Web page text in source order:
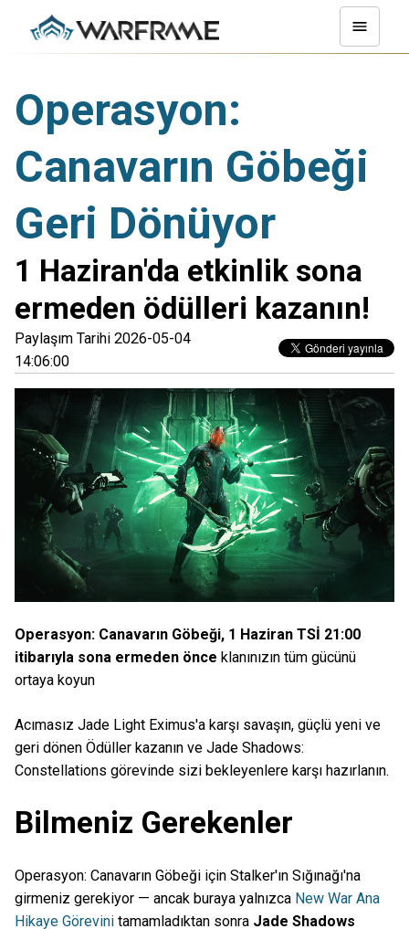
Operasyon:
Canavarın Göbeği
Geri Dönüyor
1 Haziran'da etkinlik sona
ermeden ödülleri kazanın!
Paylaşım Tarihi 2026-05-04
14:06:00
Operasyon: Canavarın Göbeği, 1 Haziran TSİ 21:00
itibarıyla sona ermeden önce klanınızın tüm gücünü
ortaya koyun
Acımasız Jade Light Eximus'a karşı savaşın, güçlü yeni ve
geri dönen Ödüller kazanın ve Jade Shadows:
Constellations görevinde sizi bekleyenlere karşı hazırlanın.
Bilmeniz Gerekenler
Operasyon: Canavarın Göbeği için Stalker'ın Sığınağı'na
girmeniz gerekiyor — ancak buraya yalnızca New War Ana
Hikaye Görevini tamamladıktan sonra Jade Shadows